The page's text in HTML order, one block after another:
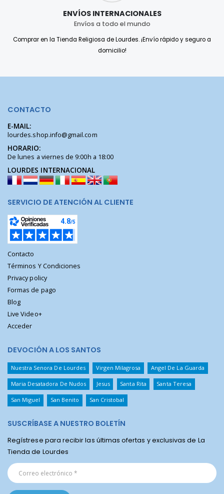
ENVÍOS INTERNACIONALES
Envíos a todo el mundo
Comprar en la Tienda Religiosa de Lourdes. ¡Envío rápido y seguro a
domicilio!
CONTACTO
E-MAIL:
lourdes.shop.info@gmail.com
HORARIO:
De lunes a viernes de 9:00h a 18:00
LOURDES INTERNACIONAL
SERVICIO DE ATENCIÓN AL CLIENTE
Contacto
Términos Y Condiciones
Privacy policy
Formas de pago
Blog
Live Video+
Acceder
DEVOCIÓN A LOS SANTOS
Nuestra Senora De Lourdes Virgen Milagrosa Angel De La Guarda
Maria Desatadora De Nudos Jesus Santa Rita Santa Teresa
San Miguel San Benito San Cristobal
SUSCRÍBASE A NUESTRO BOLETÍN
Regístrese para recibir las últimas ofertas y exclusivas de La
Tienda de Lourdes